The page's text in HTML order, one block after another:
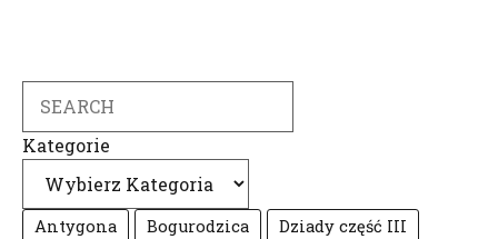
Kategorie
Antygona Bogurodzica
Dziady część III